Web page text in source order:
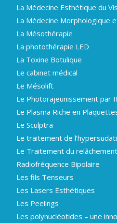
La Médecine Esthétique du
La Médecine Morphologique
La Mésothérapie
La photothérapie LED
La Toxine Botulique
Le cabinet médical
Le Mésolift
Le Photorajeunissement par
Le Plasma Riche en
Le Sculptra
Le traitement de
Le Traitement du
Radiofréquence Bipolaire
Les fils Tenseurs
Les Lasers Esthétiques
Les Peelings
Les polynucléotides – une